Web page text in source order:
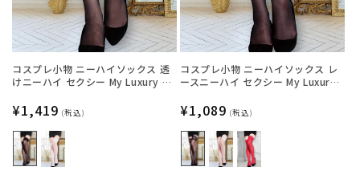
コスプレ小物 ニーハイソックス 透
けニーハイ セクシー My Luxury シ
レディース フリーサイズ ブラック
【クリアストーン】
通
常
価
格
¥1,419 (税込)
コスプレ小物 ニーハイソックス レ
ースニーハイ セクシー My Luxury
ド レディース フリーサイズ ブラッ
ク【クリアストーン】
通
常
価
格
¥1,089 (税込)